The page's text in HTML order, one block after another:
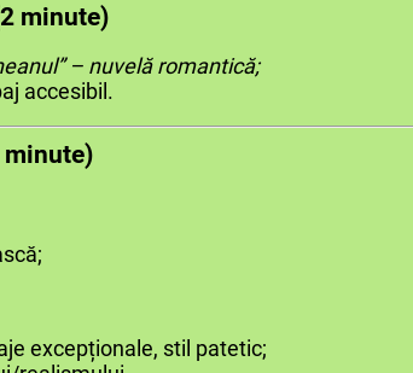
minute)
– nuvelă romantică;
accesibil.
minute)
excepționale, stil patetic;